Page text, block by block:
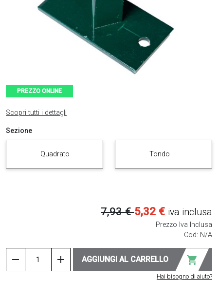
PREZZO ONLINE
Scopri tutti i dettagli
Sezione
Quadrato Tondo
7,93€ 5,32 € iva inclusa
Prezzo Iva Inclusa
Cod: N/A
add
con
spinotto
remove AGGIUNGI AL CARRELLO shopping_cart
Hai bisogno di aiuto?